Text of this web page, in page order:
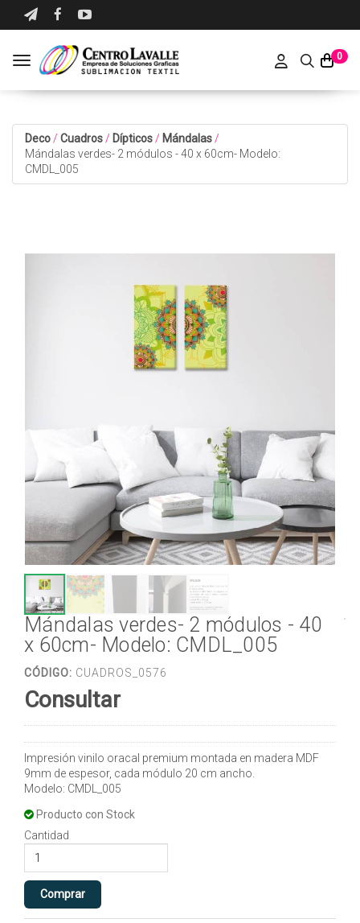
0
Toggle navigation
Deco / Cuadros / Dípticos / Mándalas /
Mándalas verdes- 2 módulos - 40 x 60cm- Modelo:
CMDL_005
Mándalas verdes- 2 módulos - 40
x 60cm- Modelo: CMDL_005
CÓDIGO: CUADROS_0576
Consultar
Impresión vinilo oracal premium montada en madera MDF
9mm de espesor, cada módulo 20 cm ancho.
Modelo: CMDL_005
Producto con Stock
Cantidad